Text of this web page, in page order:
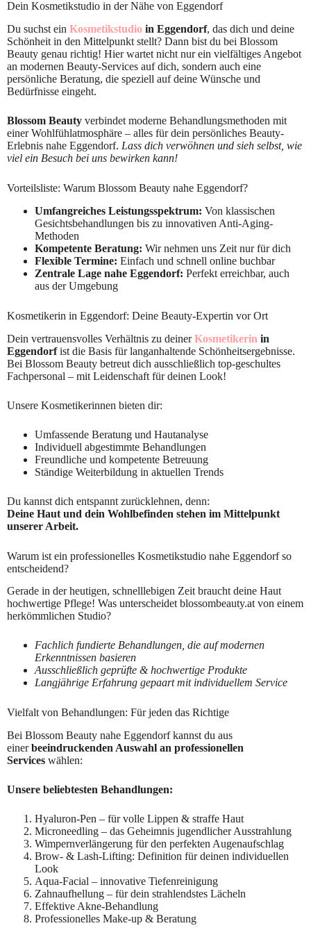
Dein Kosmetikstudio in der Nähe von Eggendorf
Du suchst ein Kosmetikstudio in Eggendorf, das dich und deine
Schönheit in den Mittelpunkt stellt? Dann bist du bei Blossom
Beauty genau richtig! Hier wartet nicht nur ein vielfältiges Angebot
an modernen Beauty-Services auf dich, sondern auch eine
persönliche Beratung, die speziell auf deine Wünsche und
Bedürfnisse eingeht.
Blossom Beauty verbindet moderne Behandlungsmethoden mit
einer Wohlfühlatmosphäre – alles für dein persönliches Beauty-
Erlebnis nahe Eggendorf. Lass dich verwöhnen und sieh selbst, wie
viel ein Besuch bei uns bewirken kann!
Vorteilsliste: Warum Blossom Beauty nahe Eggendorf?
Umfangreiches Leistungsspektrum: Von klassischen
Gesichtsbehandlungen bis zu innovativen Anti-Aging-
Methoden
Kompetente Beratung: Wir nehmen uns Zeit nur für dich
Flexible Termine: Einfach und schnell online buchbar
Zentrale Lage nahe Eggendorf: Perfekt erreichbar, auch
aus der Umgebung
Kosmetikerin in Eggendorf: Deine Beauty-Expertin vor Ort
Dein vertrauensvolles Verhältnis zu deinerKosmetikerin in
Eggendorfist die Basis für langanhaltende Schönheitsergebnisse.
Bei Blossom Beauty betreut dich ausschließlich top-geschultes
Fachpersonal – mit Leidenschaft für deinen Look!
Unsere Kosmetikerinnen bieten dir:
Umfassende Beratung und Hautanalyse
Individuell abgestimmte Behandlungen
Freundliche und kompetente Betreuung
Ständige Weiterbildung in aktuellen Trends
Du kannst dich entspannt zurücklehnen, denn:
Deine Haut und dein Wohlbefinden stehen im Mittelpunkt
unserer Arbeit.
Warum ist ein professionelles Kosmetikstudio nahe Eggendorf so
entscheidend?
Gerade in der heutigen, schnelllebigen Zeit braucht deine Haut
hochwertige Pflege! Was unterscheidet blossombeauty.at von einem
herkömmlichen Studio?
Fachlich fundierte Behandlungen, die auf modernen
Erkenntnissen basieren
Ausschließlich geprüfte & hochwertige Produkte
Langjährige Erfahrung gepaart mit individuellem Service
Vielfalt von Behandlungen: Für jeden das Richtige
Bei Blossom Beauty nahe Eggendorf kannst du aus
einerbeeindruckenden Auswahl an professionellen
Services wählen:
Unsere beliebtesten Behandlungen:
Hyaluron-Pen – für volle Lippen & straffe Haut
Microneedling – das Geheimnis jugendlicher Ausstrahlung
Wimpernverlängerung für den perfekten Augenaufschlag
Brow- & Lash-Lifting: Definition für deinen individuellen
Look
Aqua-Facial – innovative Tiefenreinigung
Zahnaufhellung – für dein strahlendstes Lächeln
Effektive Akne-Behandlung
Professionelles Make-up & Beratung